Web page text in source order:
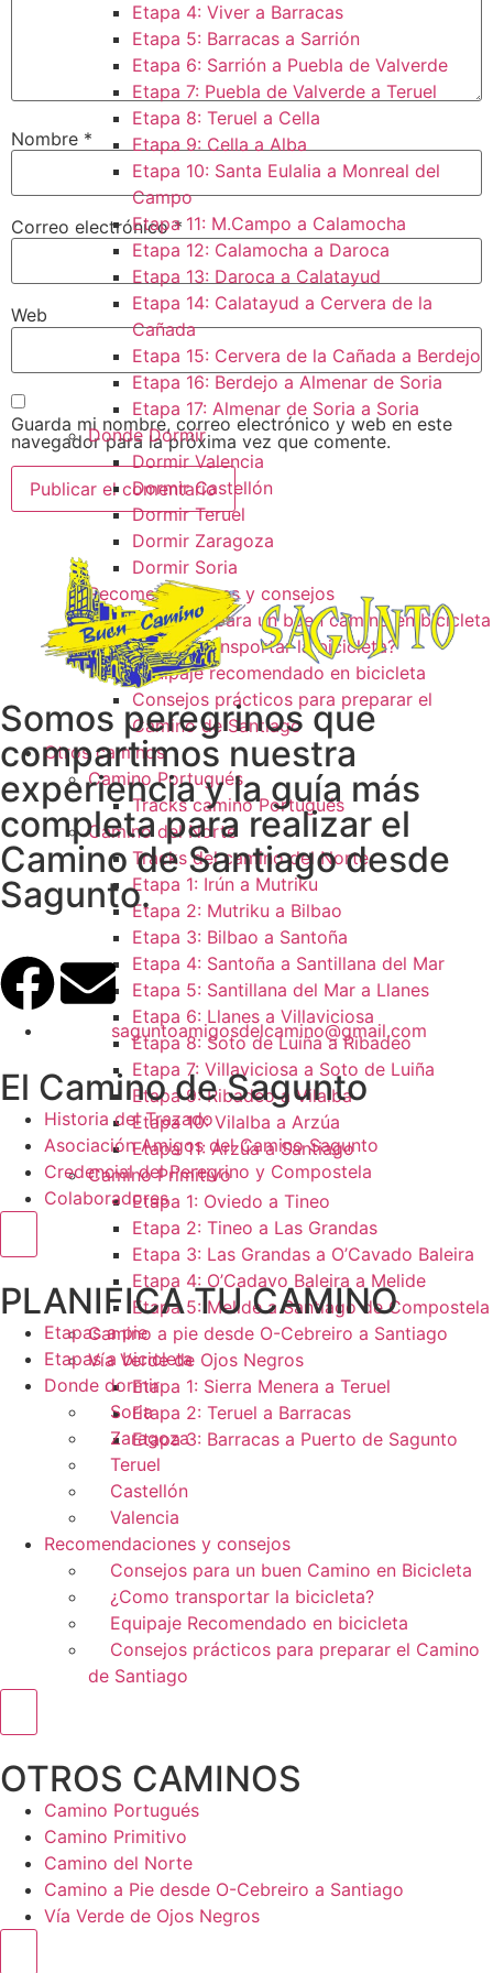
Etapa 4: Viver a Barracas
Etapa 5: Barracas a Sarrión
Etapa 6: Sarrión a Puebla de Valverde
Etapa 7: Puebla de Valverde a Teruel
Etapa 8: Teruel a Cella
Etapa 9: Cella a Alba
Etapa 10: Santa Eulalia a Monreal del
Campo​
Etapa 11: M.Campo a Calamocha​
Etapa 12: Calamocha a Daroca ​
Etapa 13: Daroca a Calatayud
Etapa 14: Calatayud a Cervera de la
Cañada​
Etapa 15: Cervera de la Cañada a Berdejo
Etapa 16: Berdejo a Almenar de Soria
Etapa 17: Almenar de Soria a Soria ​
Donde Dormir
Dormir Valencia
Dormir Castellón
Dormir Teruel
Dormir Zaragoza
Dormir Soria
Recomendaciones y consejos
Consejos para un buen camino en bicicleta
¿Como transportar la bicicleta?
Equipaje recomendado en bicicleta
Consejos prácticos para preparar el
Camino de Santiago
Otros caminos
Camino Portugués
Tracks camino Portugués
Camino del Norte
Tracks del camino del Norte
Etapa 1: Irún a Mutriku
Etapa 2: Mutriku a Bilbao
Etapa 3: Bilbao a Santoña
Etapa 4: Santoña a Santillana del Mar
Etapa 5: Santillana del Mar a Llanes
Etapa 6: Llanes a Villaviciosa
Etapa 8: Soto de Luiña a Ribadeo
Etapa 7: Villaviciosa a Soto de Luiña
Etapa 9: Ribadeo a Vilalba
Etapa 10: Vilalba a Arzúa
Etapa 11: Arzúa a Santiago
Camino Primitivo
Etapa 1: Oviedo a Tineo
Etapa 2: Tineo a Las Grandas
Etapa 3: Las Grandas a O’Cavado Baleira
Etapa 4: O’Cadavo Baleira a Melide
Etapa 5: Melide a Santiago de Compostela
Camino a pie desde O-Cebreiro a Santiago
Vía Verde de Ojos Negros
Etapa 1: Sierra Menera a Teruel
Etapa 2: Teruel a Barracas
Etapa 3: Barracas a Puerto de Sagunto
Nombre *
Correo electrónico*
Web
Guarda mi nombre, correo electrónico y web en este
navegador para la próxima vez que comente.
Somos peregrinos que
compartimos nuestra
experiencia y la guía más
completa para realizar el
Camino de Santiago desde
Sagunto.
saguntoamigosdelcamino@gmail.com
El Camino de Sagunto
Historia del Trazado
Asociación Amigos del Camino Sagunto
Credencial del Peregrino y Compostela
Colaboradores
Menú conmutador hamburguesa
PLANIFICA TU CAMINO
Etapas a pie
Etapas a bicicleta
Donde dormir
Soria
Zaragoza
Teruel
Castellón
Valencia
Recomendaciones y consejos
Consejos para un buen Camino en Bicicleta
¿Como transportar la bicicleta?
Equipaje Recomendado en bicicleta
Consejos prácticos para preparar el Camino
de Santiago
OTROS CAMINOS
Camino Portugués
Camino Primitivo
Camino del Norte
Camino a Pie desde O-Cebreiro a Santiago
Vía Verde de Ojos Negros